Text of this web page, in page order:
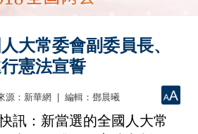
大常委會副委員長、
憲法宣誓
源：新華網 | 編輯：鄧晨曦
：新當選的全國人大常